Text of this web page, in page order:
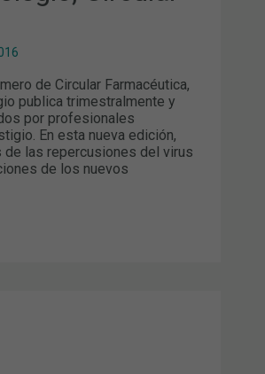
de Circular Farmacéutica,
publica trimestralmente y
por profesionales
En esta nueva edición,
las repercusiones del virus
de los nuevos